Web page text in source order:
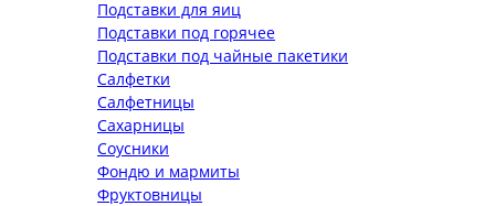
Подставки для яиц
Подставки под горячее
Подставки под чайные пакетики
Салфетки
Салфетницы
Сахарницы
Соусники
Фондю и мармиты
Фруктовницы